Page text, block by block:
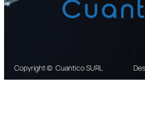
Copyright © Cuantico SURL